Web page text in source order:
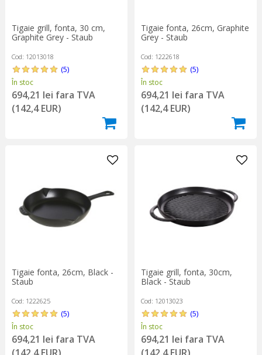
Tigaie grill, fonta, 30 cm,
Graphite Grey - Staub
Cod: 12013018
(5)
În stoc
694,21 lei fara TVA
(142,4 EUR)
Tigaie fonta, 26cm, Graphite
Grey - Staub
Cod: 1222618
(5)
În stoc
694,21 lei fara TVA
(142,4 EUR)
Tigaie fonta, 26cm, Black -
Staub
Cod: 1222625
(5)
În stoc
694,21 lei fara TVA
Tigaie grill, fonta, 30cm,
Black - Staub
Cod: 12013023
(5)
În stoc
694,21 lei fara TVA